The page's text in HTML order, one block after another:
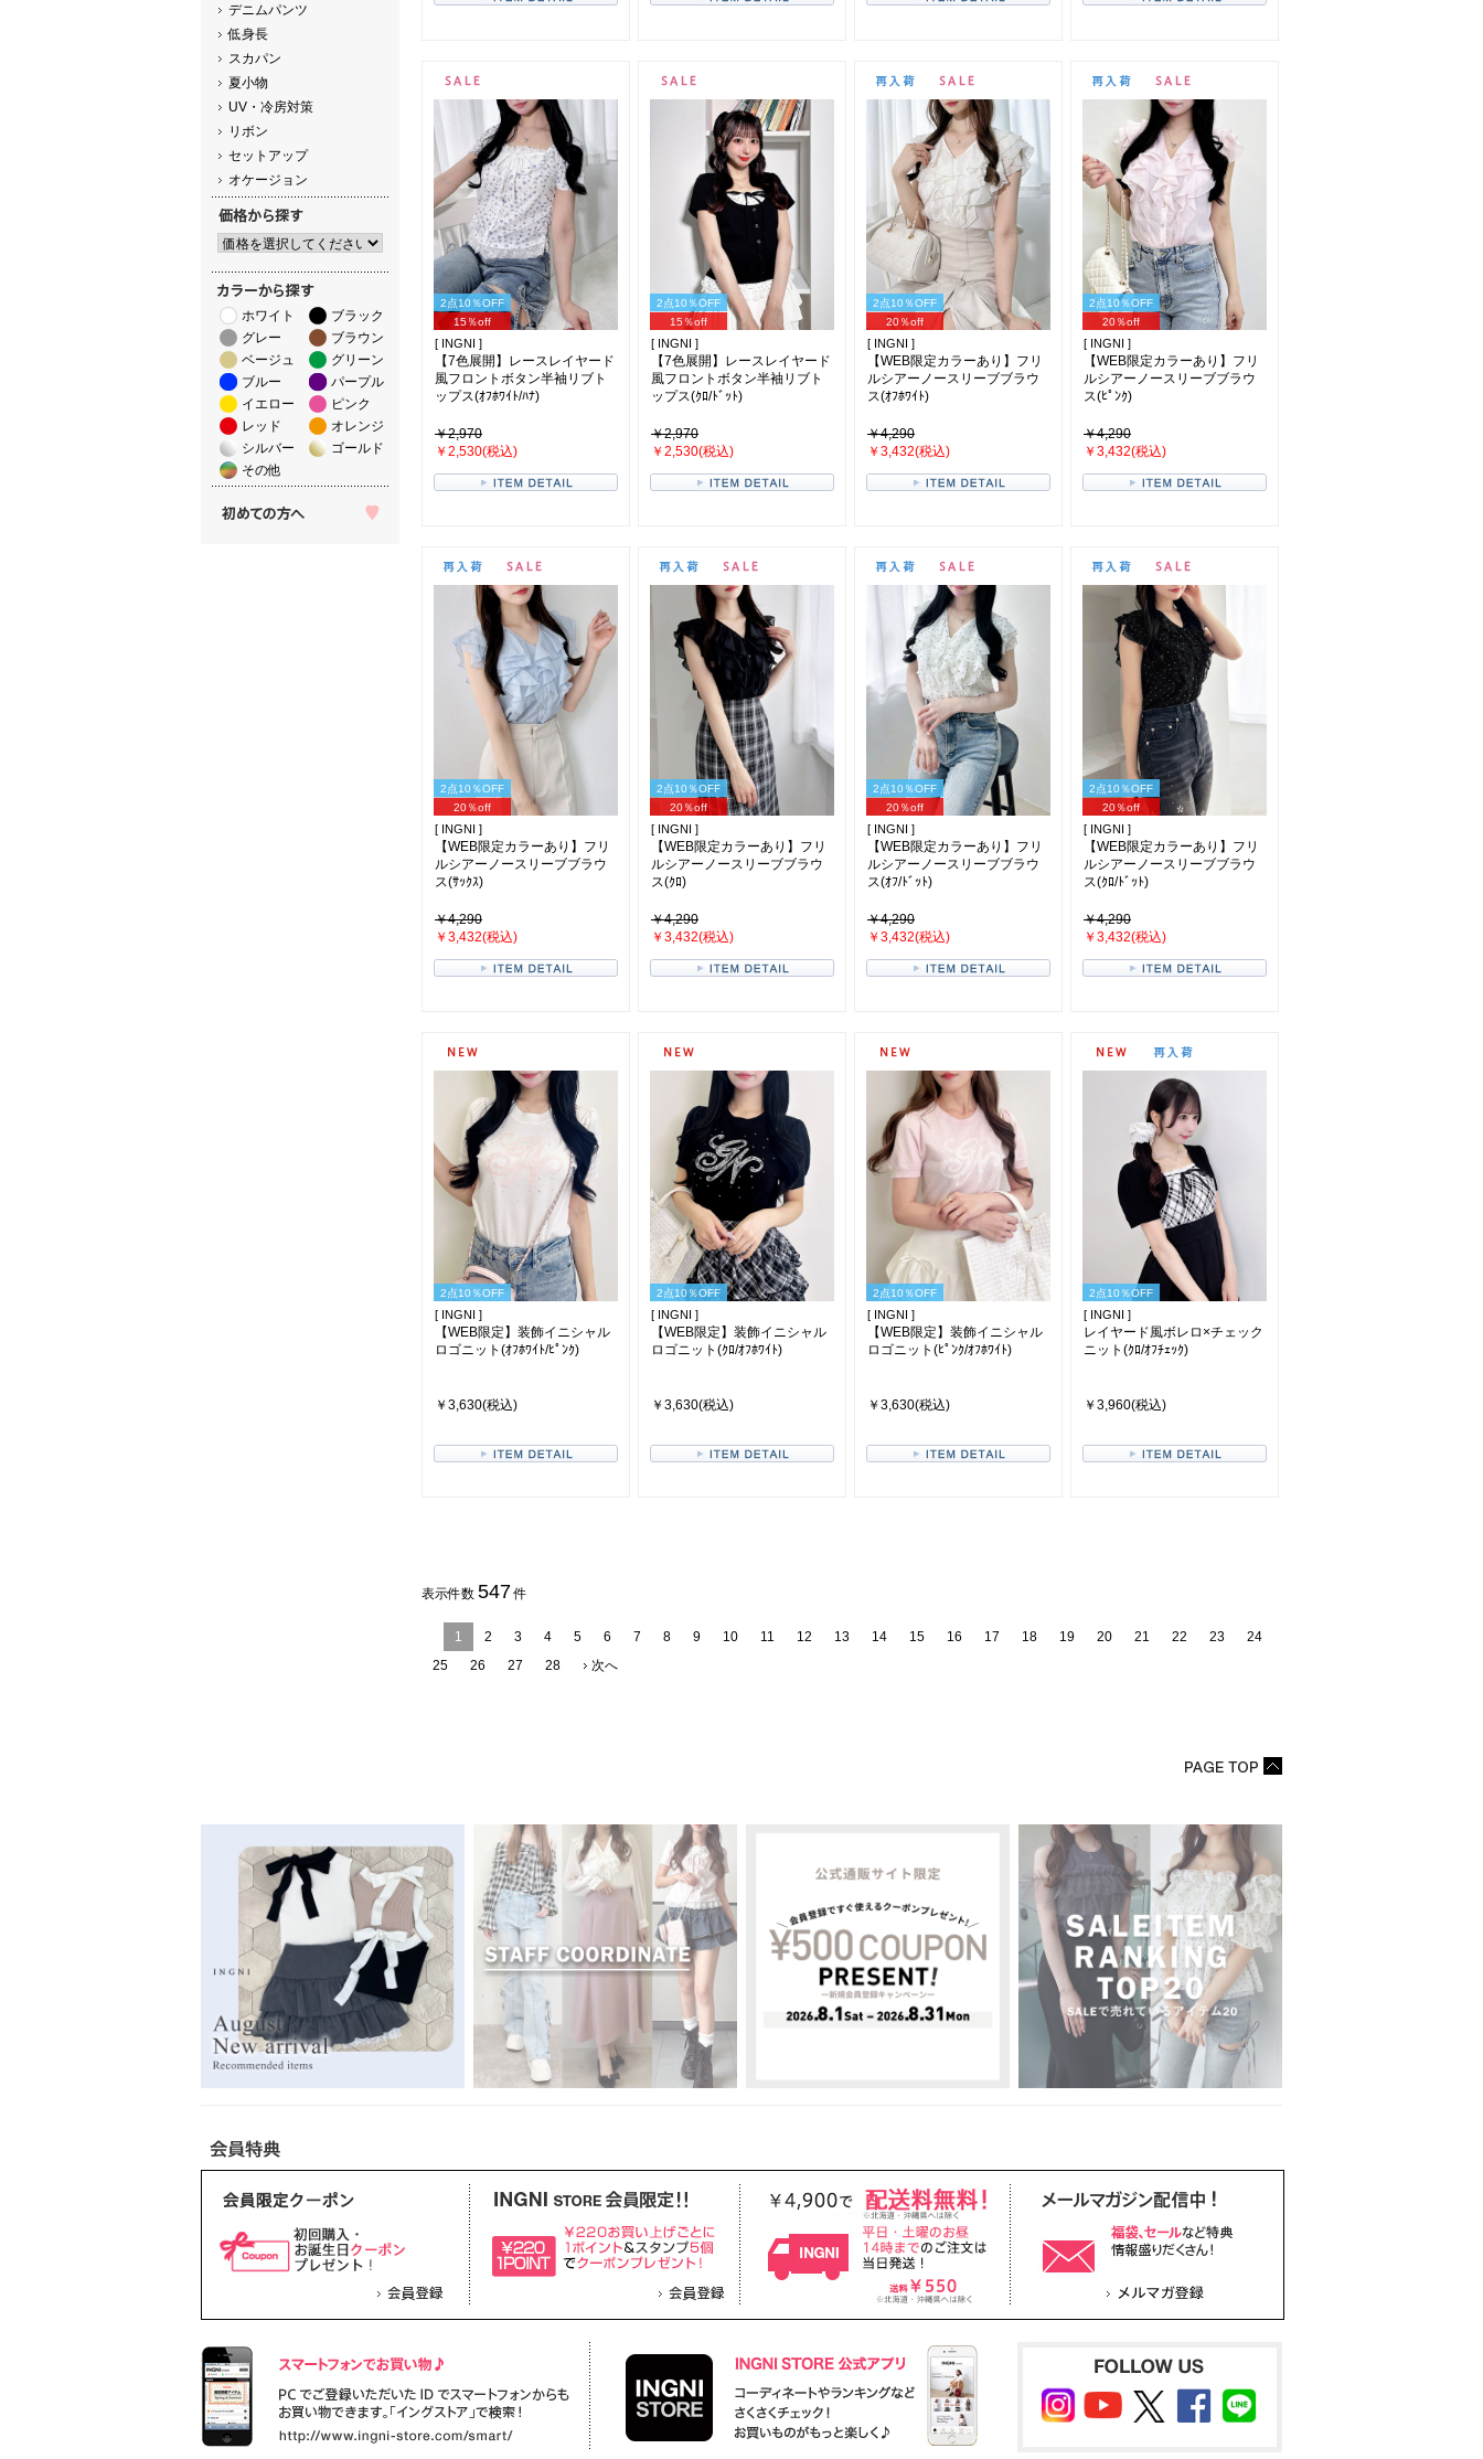
デニムパンツ
低身長
スカパン
夏小物
UV・冷房対策
リボン
セットアップ
オケージョン
ホワイト
ブラック
グレー
ブラウン
ベージュ
グリーン
ブルー
パープル
イエロー
ピンク
レッド
オレンジ
シルバー
ゴールド
その他
2点10％OFF
15％off
[ INGNI ]
【7色展開】レースレイヤード
風フロントボタン半袖リブト
ップス(ｵﾌﾎﾜｲﾄ/ﾊﾅ)
￥2,970
￥2,530(税込)
2点10％OFF
15％off
[ INGNI ]
【7色展開】レースレイヤード
風フロントボタン半袖リブト
ップス(ｸﾛ/ﾄﾞｯﾄ)
￥2,970
￥2,530(税込)
2点10％OFF
20％off
[ INGNI ]
【WEB限定カラーあり】フリ
ルシアーノースリーブブラウ
ス(ｵﾌﾎﾜｲﾄ)
￥4,290
￥3,432(税込)
2点10％OFF
20％off
[ INGNI ]
【WEB限定カラーあり】フリ
ルシアーノースリーブブラウ
ス(ﾋﾟﾝｸ)
￥4,290
￥3,432(税込)
2点10％OFF
20％off
[ INGNI ]
【WEB限定カラーあり】フリ
ルシアーノースリーブブラウ
ス(ｻｯｸｽ)
￥4,290
￥3,432(税込)
2点10％OFF
20％off
[ INGNI ]
【WEB限定カラーあり】フリ
ルシアーノースリーブブラウ
ス(ｸﾛ)
￥4,290
￥3,432(税込)
2点10％OFF
20％off
[ INGNI ]
【WEB限定カラーあり】フリ
ルシアーノースリーブブラウ
ス(ｵﾌ/ﾄﾞｯﾄ)
￥4,290
￥3,432(税込)
2点10％OFF
20％off
[ INGNI ]
【WEB限定カラーあり】フリ
ルシアーノースリーブブラウ
ス(ｸﾛ/ﾄﾞｯﾄ)
￥4,290
￥3,432(税込)
2点10％OFF
[ INGNI ]
【WEB限定】装飾イニシャル
ロゴニット(ｵﾌﾎﾜｲﾄ/ﾋﾟﾝｸ)
￥3,630(税込)
2点10％OFF
[ INGNI ]
【WEB限定】装飾イニシャル
ロゴニット(ｸﾛ/ｵﾌﾎﾜｲﾄ)
￥3,630(税込)
2点10％OFF
[ INGNI ]
【WEB限定】装飾イニシャル
ロゴニット(ﾋﾟﾝｸ/ｵﾌﾎﾜｲﾄ)
￥3,630(税込)
2点10％OFF
[ INGNI ]
レイヤード風ボレロ×チェック
ニット(ｸﾛ/ｵﾌﾁｪｯｸ)
￥3,960(税込)
表示件数 547 件
1 2 3 4 5 6 7 8 9 10 11 12 13 14 15 16 17 18 19 20 21 22 23
24
25
26 27 28 次へ